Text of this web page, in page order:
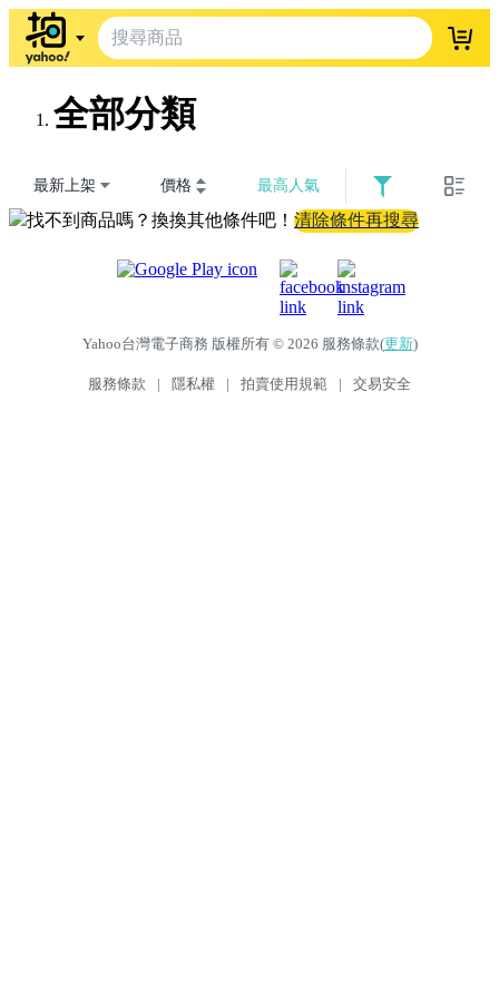
登入
全部分類
最新上架 價格 最高人氣
找不到商品嗎？換換其他條件吧！ 清除條件再搜尋
Yahoo台灣電子商務 版權所有 © 2026 服務條款(更新)
服務條款 | 隱私權 | 拍賣使用規範 | 交易安全